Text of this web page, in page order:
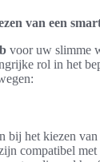
van een
voor uw slimme
rol in het
bij het kiezen
compatibel